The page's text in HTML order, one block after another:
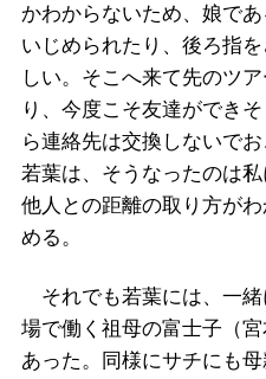
かわからないため、娘で
いじめられたり、後ろ指
しい。そこへ来て先のツ
り、今度こそ友達ができ
ら連絡先は交換しないで
若葉は、そうなったのは
他人との距離の取り方が
める。
それでも若葉には、一
場で働く祖母の富士子（
あった。同様にサチにも